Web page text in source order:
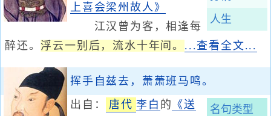
人生
上喜会梁州故人》
江汉曾为客，相逢每
醉还。 浮云一别后，流水十年间。 ...查看全文...
挥手自兹去，萧萧班马鸣。
名句类型
出自： 唐代 李白 的 《送